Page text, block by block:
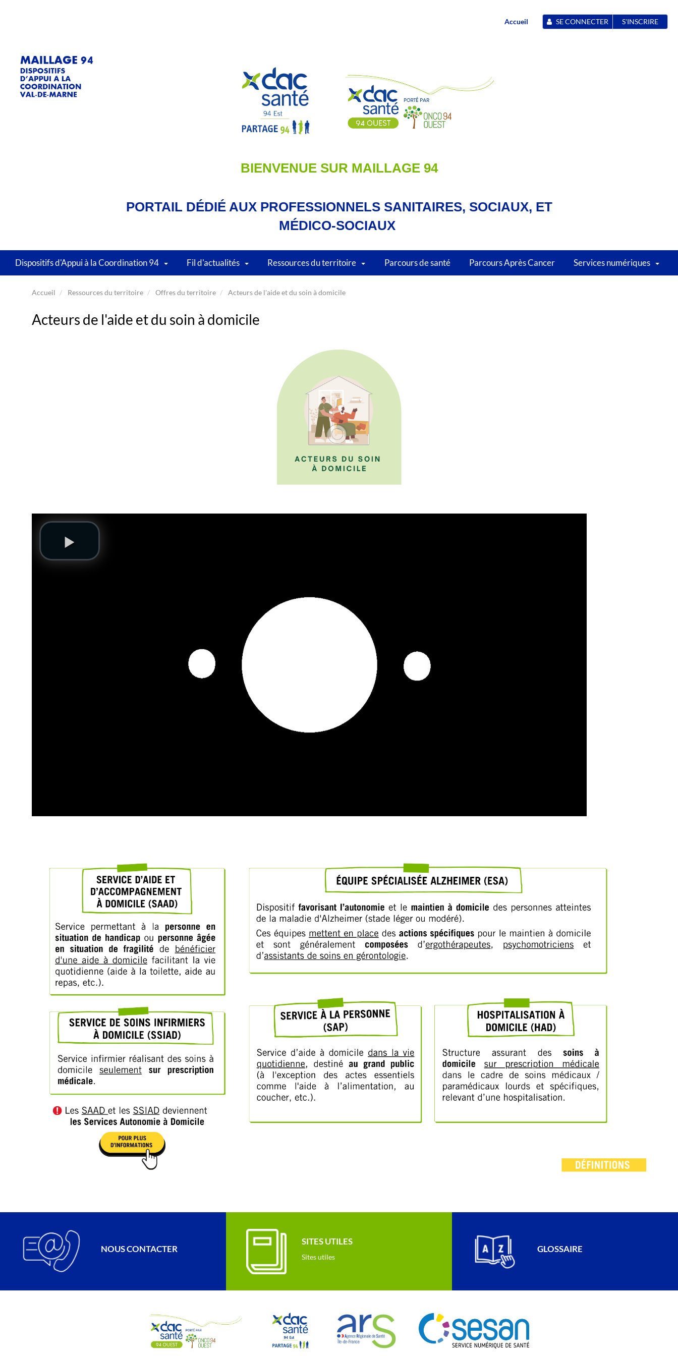
Accueil SE CONNECTER S'INSCRIRE
BIENVENUE SUR MAILLAGE 94
PORTAIL DÉDIÉ AUX PROFESSIONNELS SANITAIRES, SOCIAUX, ET
MÉDICO-SOCIAUX
Dispositifs d'Appui à la Coordination 94 Fil d'actualités Ressources du territoire Parcours de santé Parcours Après Cancer Services numériques
Accueil Ressources du territoire Offres du territoire Acteurs de l'aide et du soin à domicile
Acteurs de l'aide et du soin à domicile
NOUS CONTACTER
SITES UTILES
Sites utiles
GLOSSAIRE